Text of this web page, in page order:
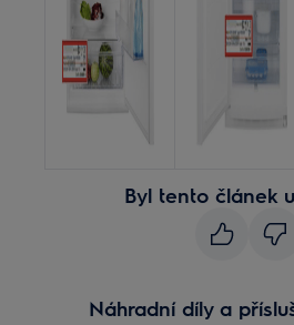
Byl tento článek
Náhradní díly a